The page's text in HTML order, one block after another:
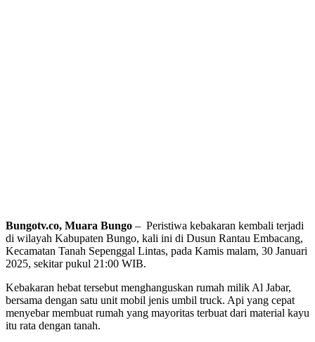
Bungotv.co, Muara Bungo – Peristiwa kebakaran kembali terjadi
di wilayah Kabupaten Bungo, kali ini di Dusun Rantau Embacang,
Kecamatan Tanah Sepenggal Lintas, pada Kamis malam, 30 Januari
2025, sekitar pukul 21:00 WIB.
Kebakaran hebat tersebut menghanguskan rumah milik Al Jabar,
bersama dengan satu unit mobil jenis umbil truck. Api yang cepat
menyebar membuat rumah yang mayoritas terbuat dari material kayu
itu rata dengan tanah.